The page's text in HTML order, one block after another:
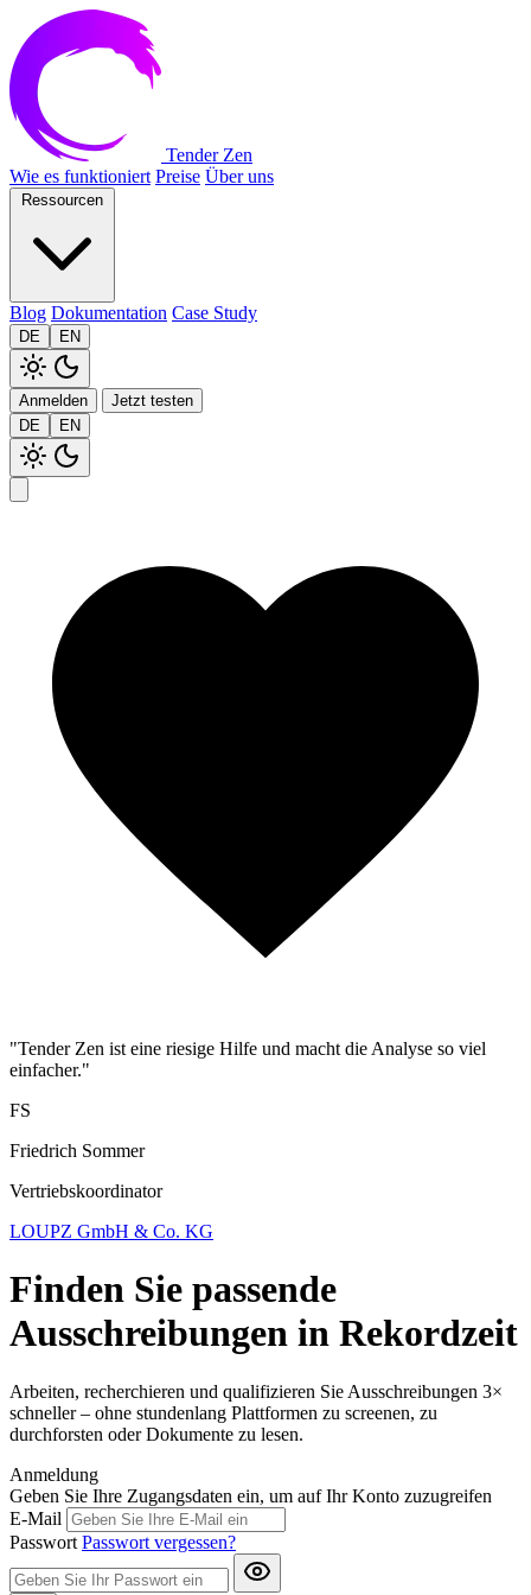
Tender Zen
Wie es funktioniert Preise Über uns
Blog Dokumentation Case Study
DE EN
Anmelden
Jetzt testen
DE
EN
"Tender Zen ist eine riesige Hilfe und macht die Analyse so viel
einfacher."
FS
Friedrich Sommer
Vertriebskoordinator
LOUPZ GmbH & Co. KG
Finden Sie passende
Ausschreibungen in Rekordzeit
Arbeiten, recherchieren und qualifizieren Sie Ausschreibungen 3×
schneller – ohne stundenlang Plattformen zu screenen, zu
durchforsten oder Dokumente zu lesen.
Anmeldung
Geben Sie Ihre Zugangsdaten ein, um auf Ihr Konto zuzugreifen
E-Mail
Passwort Passwort vergessen?